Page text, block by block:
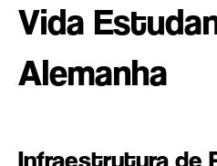
Vida
Alemanha
Infraestrutura de